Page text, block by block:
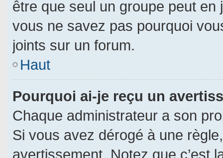
être que seul un groupe peut en
vous ne savez pas pourquoi
joints sur un forum.
Haut
Pourquoi ai-je reçu un
Chaque administrateur a son
Si vous avez dérogé à une
avertissement. Notez que c’est